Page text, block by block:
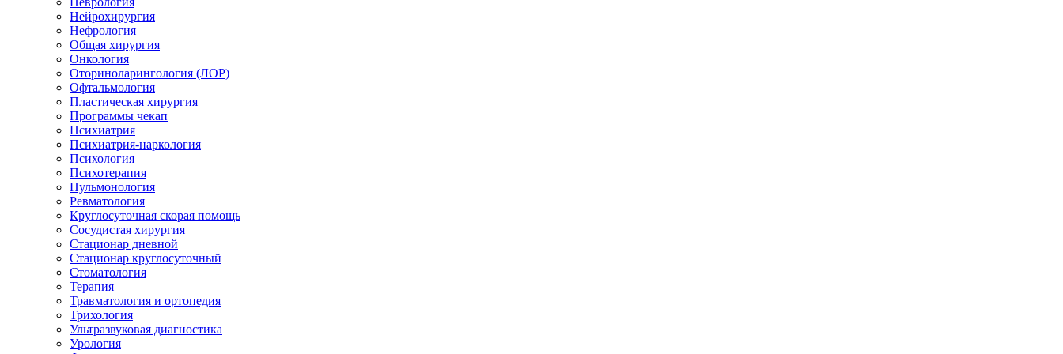
Нейрохирургия
Нефрология
Общая хирургия
Онкология
Оториноларингология (ЛОР)
Офтальмология
Пластическая хирургия
Программы чекап
Психиатрия
Психиатрия-наркология
Психология
Психотерапия
Пульмонология
Ревматология
Круглосуточная скорая помощь
Сосудистая хирургия
Стационар дневной
Стационар круглосуточный
Стоматология
Терапия
Травматология и ортопедия
Трихология
Ультразвуковая диагностика
Урология